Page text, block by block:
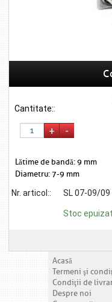
Cantitate::
+ -
Lătime de bandă: 9 mm
Diametru: 7-9 mm
Nr. articol:: SL 07-09/09
Stoc
Acasă
Termeni şi
Condiţii de
Despre noi